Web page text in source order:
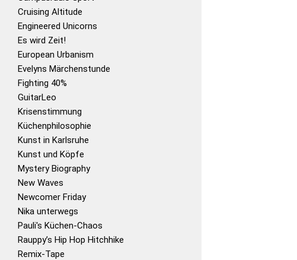
Cruising Altitude
Engineered Unicorns
Es wird Zeit!
European Urbanism
Evelyns Märchenstunde
Fighting 40%
GuitarLeo
Krisenstimmung
Küchenphilosophie
Kunst in Karlsruhe
Kunst und Köpfe
Mystery Biography
New Waves
Newcomer Friday
Nika unterwegs
Pauli's Küchen-Chaos
Rauppy’s Hip Hop Hitchhike
Remix-Tape